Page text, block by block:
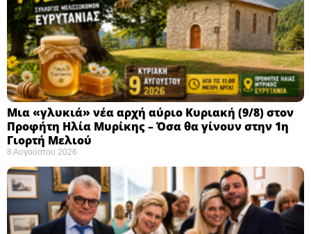
Μια «γλυκιά» νέα αρχή αύριο Κυριακή (9/8) στον
Προφήτη Ηλία Μυρίκης – Όσα θα γίνουν στην 1η
Γιορτή Μελιού
8 Αυγούστου 2026